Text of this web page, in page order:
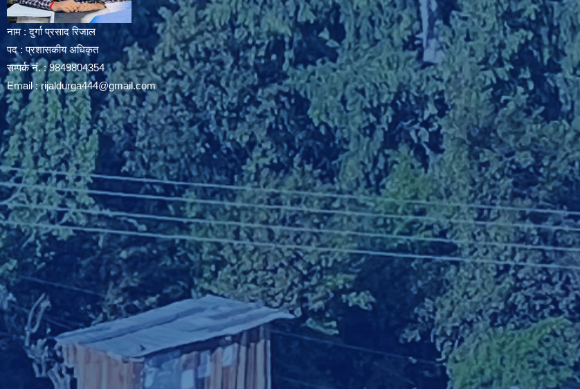
नाम : दुर्गा प्रसाद रिजाल
पद : प्रशासकीय अधिकृत
सम्पर्क नं. : 9849804354
Email :rijaldurga444@gmail.com